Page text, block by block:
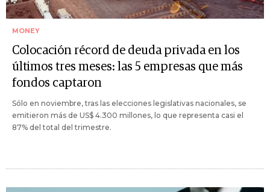
MONEY
Colocación récord de deuda privada en los
últimos tres meses: las 5 empresas que más
fondos captaron
Sólo en noviembre, tras las elecciones legislativas nacionales, se
emitieron más de US$ 4.300 millones, lo que representa casi el
87% del total del trimestre.